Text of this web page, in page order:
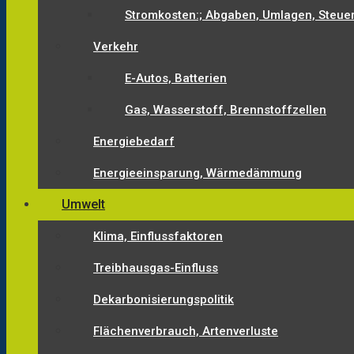
Stromkosten:; Abgaben, Umlagen,
Verkehr
E-Autos, Batterien
Gas, Wasserstoff, Brennstoffzellen
Energiebedarf
Energieeinsparung, Wärmedämmung
Umwelt
Klima, Einflussfaktoren
Treibhausgas-Einfluss
Dekarbonisierungspolitik
Flächenverbrauch, Artenverluste